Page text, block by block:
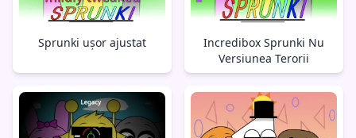
Sprunki ușor ajustat
Incredibox Sprunki Nu
Versiunea Terorii